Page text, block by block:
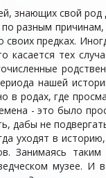
знающих свой род
по разным
предках.
тех
нашей
родах, где
- это было
дабы не
уходят в
Занимаясь
музее.